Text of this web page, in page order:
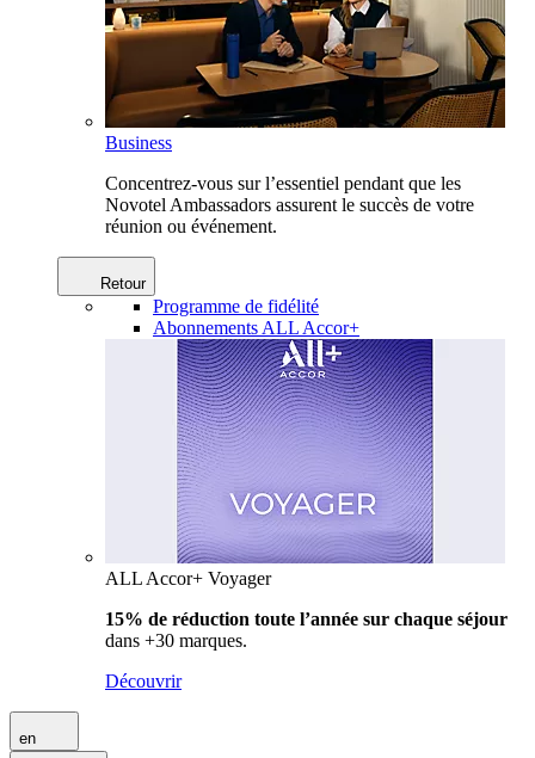
Business
Concentrez-vous sur l’essentiel pendant que les
Novotel Ambassadors assurent le succès de votre
réunion ou événement.
Retour
Programme de fidélité
Abonnements ALL Accor+
ALL Accor+ Voyager
15% de réduction toute l’année sur chaque séjour
dans +30 marques.
Découvrir
en